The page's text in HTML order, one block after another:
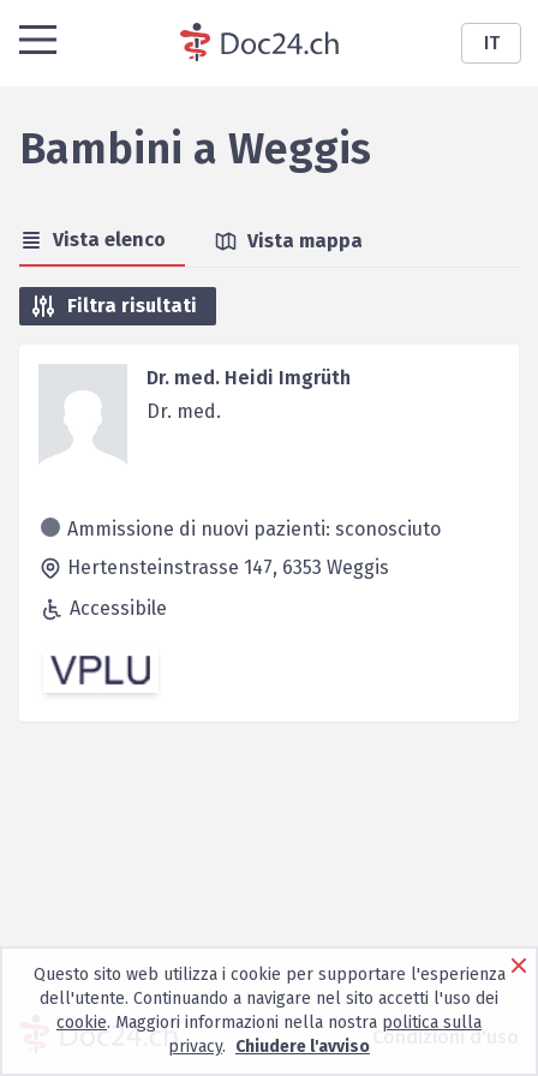
IT
Bambini a Weggis
Vista elenco Vista mappa
Filtra risultati
Dr. med. Heidi Imgrüth
Dr. med.
Ammissione di nuovi pazienti: sconosciuto
Hertensteinstrasse 147, 6353 Weggis
Accessibile
Condizioni d'uso
Questo sito web utilizza i cookie per supportare l'esperienza
dell'utente. Continuando a navigare nel sito accetti l'uso dei
cookie. Maggiori informazioni nella nostra politica sulla
privacy. Chiudere l'avviso